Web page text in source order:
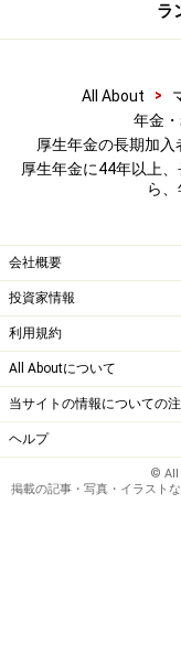
ラ
All About >
年金
厚生年金の長期加
厚生年金に44年以上
ら
会社概要
投資家情報
利用規約
All Aboutについて
当サイトの情報についての
ヘルプ
© All
掲載の記事・写真・イラスト